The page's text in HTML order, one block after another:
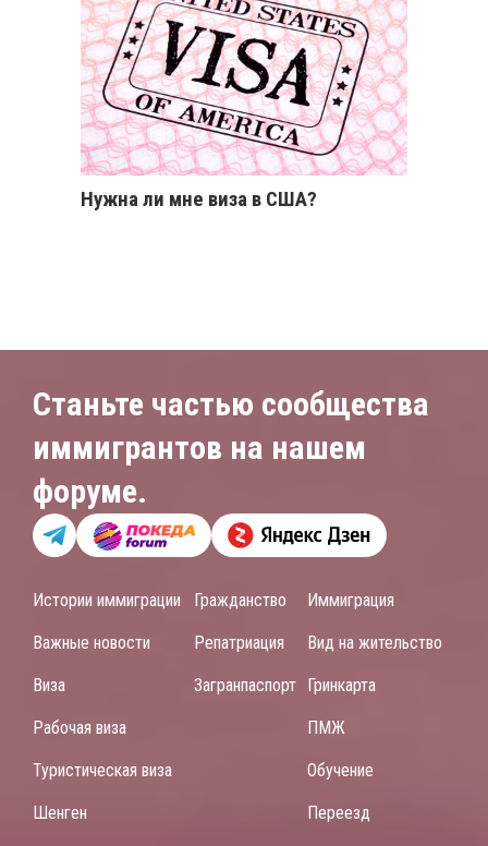
Нужна ли мне виза в США?
Станьте частью сообщества
иммигрантов на нашем
форуме.
Истории иммиграции
Важные новости
Виза
Рабочая виза
Туристическая виза
Шенген
Гражданство
Репатриация
Загранпаспорт
Иммиграция
Вид на жительство
Гринкарта
ПМЖ
Обучение
Переезд